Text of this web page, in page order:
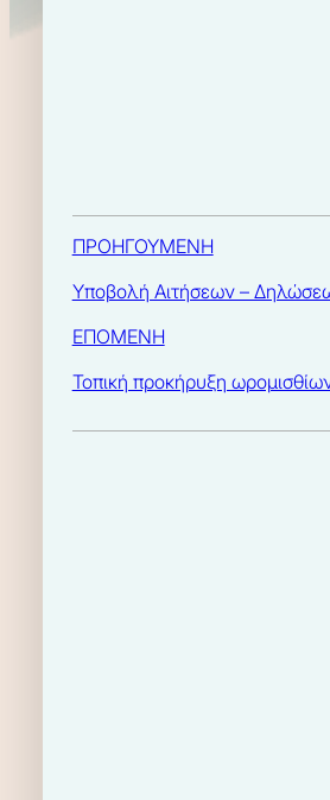
ΠΡΟΗΓΟΥΜΕΝΗ
Υποβολή Αιτήσεων –
ΕΠΟΜΕΝΗ
Τοπική προκήρυξη